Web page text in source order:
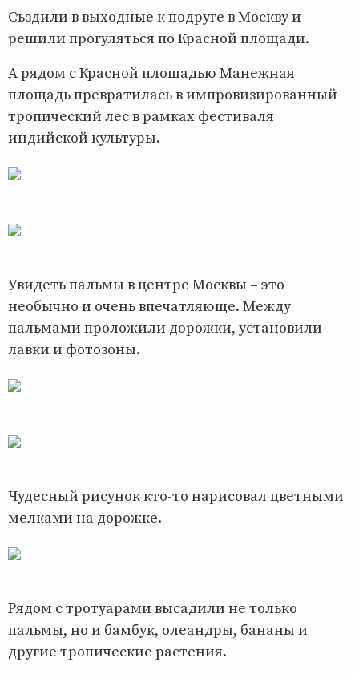
Създили в выходные к подруге в Москву и
решили прогуляться по Красной площади.
А рядом с Красной площадью Манежная
площадь превратилась в импровизированный
тропический лес в рамках фестиваля
индийской культуры.
Увидеть пальмы в центре Москвы – это
необычно и очень впечатляюще. Между
пальмами проложили дорожки, установили
лавки и фотозоны.
Чудесный рисунок кто-то нарисовал цветными
мелками на дорожке.
Рядом с тротуарами высадили не только
пальмы, но и бамбук, олеандры, бананы и
другие тропические растения.